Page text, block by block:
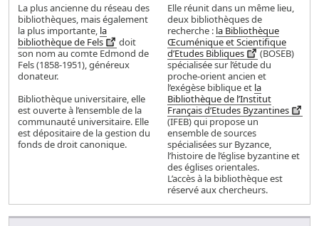
La plus ancienne du réseau des
bibliothèques, mais également
la plus importante, la
bibliothèque de Fels
doit
son nom au comte Edmond de
Fels (1858-1951), généreux
donateur.
Bibliothèque universitaire, elle
est ouverte à l’ensemble de la
communauté universitaire. Elle
est dépositaire de la gestion du
fonds de droit canonique.
Elle réunit dans un même lieu,
deux bibliothèques de
recherche : la Bibliothèque
Œcuménique et Scientifique
d’Etudes Bibliques
(BOSEB)
spécialisée sur l’étude du
proche-orient ancien et
l’exégèse biblique et la
Bibliothèque de l’Institut
Français d’Etudes Byzantines
(IFEB) qui propose un
ensemble de sources
spécialisées sur Byzance,
l’histoire de l’église byzantine et
des églises orientales.
L’accès à la bibliothèque est
réservé aux chercheurs.